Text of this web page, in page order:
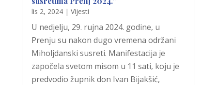
lis 2, 2024| Vijesti
U nedjelju, 29. rujna 2024. godine, u
Prenju su nakon dugo vremena održani
Miholjdanski susreti. Manifestacija je
započela svetom misom u 11 sati, koju je
predvodio župnik don Ivan Bijakšić,